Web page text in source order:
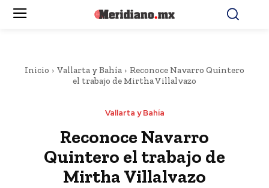
Inicio Vallarta y Bahía
Reconoce Navarro Quintero
el trabajo de Mirtha Villalvazo
Vallarta y Bahía
Reconoce Navarro
Quintero el trabajo de
Mirtha Villalvazo